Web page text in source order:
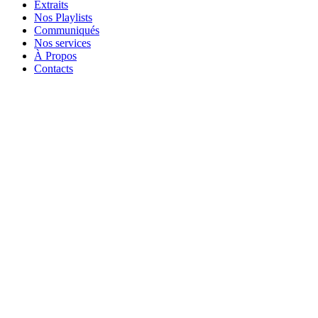
Extraits
Nos Playlists
Communiqués
Nos services
À Propos
Contacts